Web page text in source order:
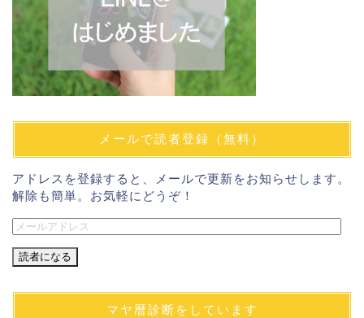
メールで読者登録（無料）
アドレスを登録すると、メールで更新をお知らせします。
解除も簡単。お気軽にどうぞ！
メ
ル
ド
マヤ暦診断をしています